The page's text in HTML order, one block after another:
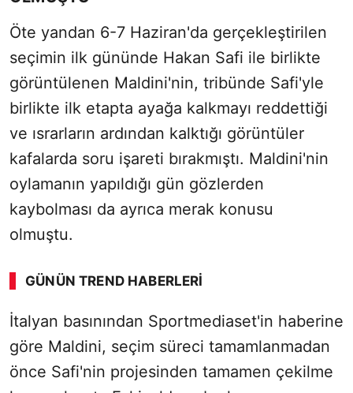
Öte yandan 6-7 Haziran'da gerçekleştirilen
seçimin ilk gününde Hakan Safi ile birlikte
görüntülenen Maldini'nin, tribünde Safi'yle
birlikte ilk etapta ayağa kalkmayı reddettiği
ve ısrarların ardından kalktığı görüntüler
kafalarda soru işareti bırakmıştı. Maldini'nin
oylamanın yapıldığı gün gözlerden
kaybolması da ayrıca merak konusu
olmuştu.
GÜNÜN TREND HABERLERI
00:01 / 09:15
Sesi Aç
İtalyan basınından Sportmediaset'in haberine
göre Maldini, seçim süreci tamamlanmadan
önce Safi'nin projesinden tamamen çekilme